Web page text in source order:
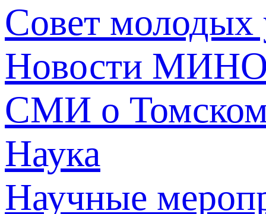
Совет молодых
Новости
СМИ о
Наука
Научные